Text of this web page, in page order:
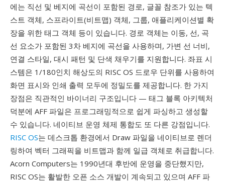
에는 직선 및 베지에 곡선이 포함된 경로, 글꼴 참조가 있는 텍
스트 객체, 스프라이트(비트맵) 객체, 그룹, 애플리케이션별 확
장을 위한 태그 객체 등이 있습니다. 경로 객체는 이동, 선, 곡
선 요소가 포함된 3차 베지에 곡선을 사용하며, 가변 선 너비,
연결 스타일, 대시 패턴 및 단색 채우기를 지원합니다. 좌표 시
스템은 1/180인치 해상도의 RISC OS 드로우 단위를 사용하여
화면 표시와 인쇄 출력 모두에 정밀도를 제공합니다. 한 가지
장점은 직관적인 바이너리 구조입니다 — 태그 블록 아키텍처
덕분에 AFF 파일은 프로그래밍적으로 쉽게 파싱하고 생성할
수 있습니다. 네이티브 운영 체제 통합도 또 다른 강점입니다.
RISC OS는 데스크톱 환경에서 Draw 파일을 네이티브로 렌더
링하여 벡터 그래픽을 비트맵과 함께 일급 객체로 취급합니다.
Acorn Computers는 1990년대 후반에 운영을 중단했지만,
RISC OS는 활발한 오픈 소스 개발이 계속되고 있으며 AFF 파